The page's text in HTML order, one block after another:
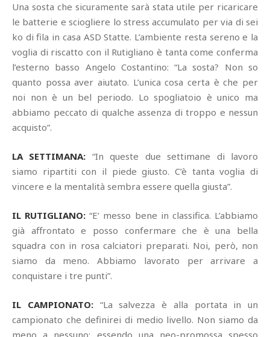
Una sosta che sicuramente sarà stata utile per ricaricare
le batterie e sciogliere lo stress accumulato per via di sei
ko di fila in casa ASD Statte. L’ambiente resta sereno e la
voglia di riscatto con il Rutigliano è tanta come conferma
l’esterno basso Angelo Costantino: “La sosta? Non so
quanto possa aver aiutato. L’unica cosa certa è che per
noi non è un bel periodo. Lo spogliatoio è unico ma
abbiamo peccato di qualche assenza di troppo e nessun
acquisto”.
LA SETTIMANA: “In queste due settimane di lavoro
siamo ripartiti con il piede giusto. C’è tanta voglia di
vincere e la mentalità sembra essere quella giusta”.
IL RUTIGLIANO:“E’ messo bene in classifica. L’abbiamo
già affrontato e posso confermare che è una bella
squadra con in rosa calciatori preparati. Noi, però, non
siamo da meno. Abbiamo lavorato per arrivare a
conquistare i tre punti”.
IL CAMPIONATO:“La salvezza è alla portata in un
campionato che definirei di medio livello. Non siamo da